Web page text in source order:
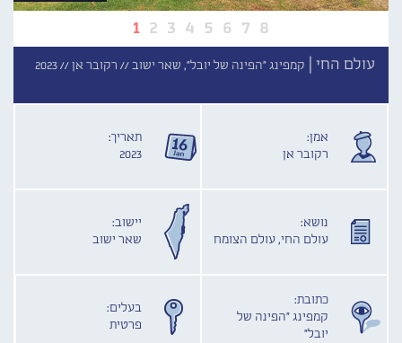
1 2 3 4 5 6 7 8
עולם החי | קמפינג "הפינה של יובל", שאר ישוב // רקובר אן //2023
אמן:
רקובר אן
תאריך:
2023
נושא:
עולם החי, עולם הצומח
יישוב:
שאר ישוב
כתובת:
קמפינג "הפינה של
יובל"
בעלים:
פרטית